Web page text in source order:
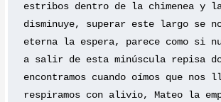
estribos dentro de la chimenea y
disminuye, superar este largo se
eterna la espera, parece como si
a salir de esta minúscula repisa
encontramos cuando oímos que nos
respiramos con alivio, Mateo la